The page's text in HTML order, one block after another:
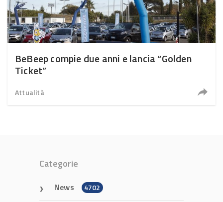
BeBeep compie due anni e lancia “Golden
Ticket”
Attualità
Categorie
News 4702